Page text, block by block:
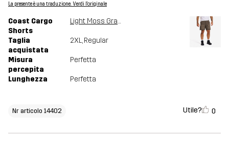
La presente è una traduzione. Verdi l'originale
Coast Cargo
Shorts
Light Moss Gray
Taglia
acquistata
2XL, Regular
Misura
percepita
Perfetta
Lunghezza Perfetta
Nr articolo 14402 Utile? 0